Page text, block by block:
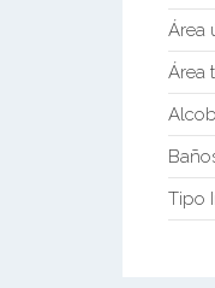
Área
Área
Tipo